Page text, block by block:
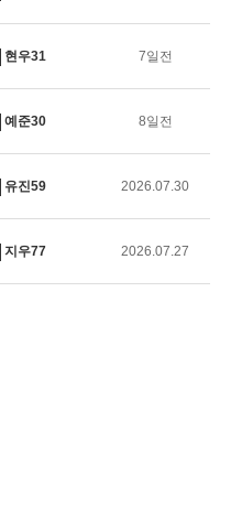
현우31 7일전
예준30 8일전
유진59 2026.07.30
지우77 2026.07.27